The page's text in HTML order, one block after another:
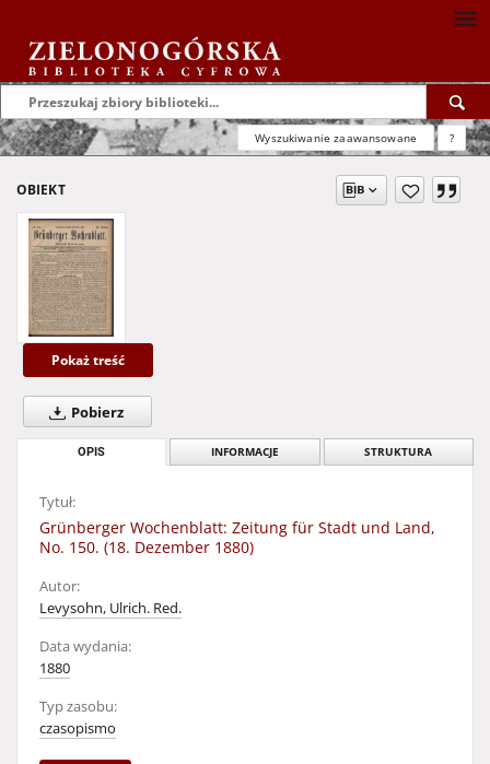
Wyszukiwanie zaawansowane ?
OBIEKT
Pokaż treść
Pobierz
OPIS INFORMACJE STRUKTURA
Tytuł:
Grünberger Wochenblatt: Zeitung für Stadt und Land,
No. 150. (18. Dezember 1880)
Autor:
Levysohn, Ulrich. Red.
Data wydania:
1880
Typ zasobu:
czasopismo